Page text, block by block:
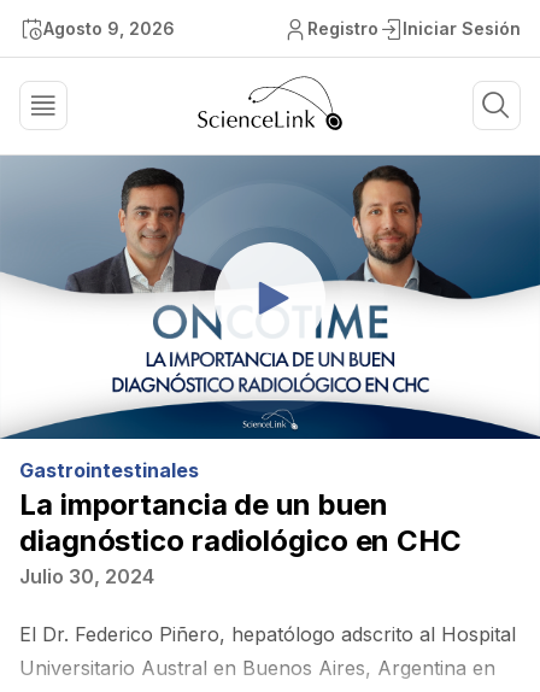
Agosto 9, 2026 Registro Iniciar Sesión
Gastrointestinales
La importancia de un buen
diagnóstico radiológico en CHC
Julio 30, 2024
El Dr. Federico Piñero, hepatólogo adscrito al Hospital
Universitario Austral en Buenos Aires, Argentina en